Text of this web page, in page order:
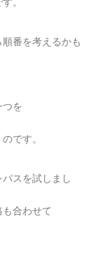
。
番を考えるかも
を
です。
スを試しまし
合わせて